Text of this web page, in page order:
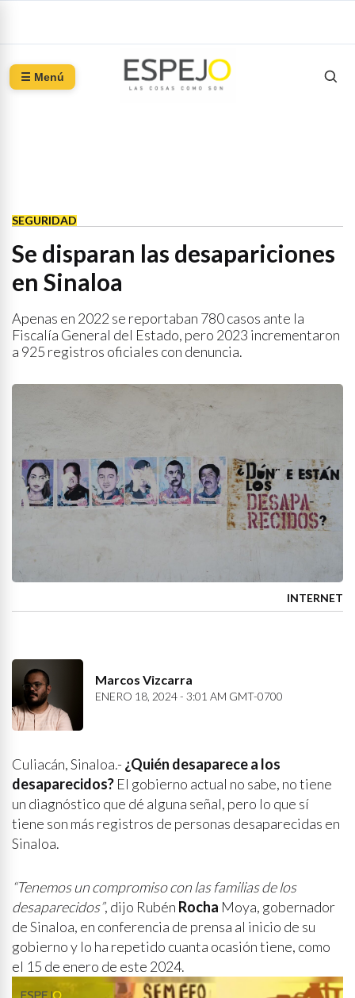
☰ Menú
SEGURIDAD
Se disparan las desapariciones
en Sinaloa
Apenas en 2022 se reportaban 780 casos ante la
Fiscalía General del Estado, pero 2023 incrementaron
a 925 registros oficiales con denuncia.
INTERNET
Marcos Vizcarra
ENERO 18, 2024 - 3:01 AM GMT-0700
Culiacán, Sinaloa.- ¿Quién desaparece a los
desaparecidos? El gobierno actual no sabe, no tiene
un diagnóstico que dé alguna señal, pero lo que sí
tiene son más registros de personas desaparecidas en
Sinaloa.
“Tenemos un compromiso con las familias de los
desaparecidos”, dijo Rubén Rocha Moya, gobernador
de Sinaloa, en conferencia de prensa al inicio de su
gobierno y lo ha repetido cuanta ocasión tiene, como
el 15 de enero de este 2024.